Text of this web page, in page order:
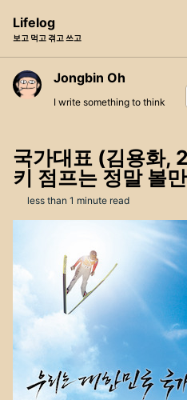
navigation
Lifelog
보고 먹고 겪고 쓰고
Jongbin Oh
I write something to think
국가대표 (김용화,
키 점프는 정말 볼
less than 1 minute read